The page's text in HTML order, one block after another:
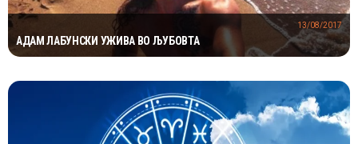
АДАМ ЛАБУНСКИ УЖИВА ВО ЉУБОВТА
13/08/2017